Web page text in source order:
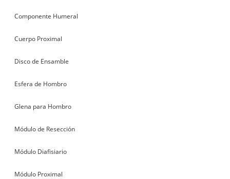
Componente Humeral
Cuerpo Proximal
Disco de Ensamble
Esfera de Hombro
Glena para Hombro
Módulo de Resección
Módulo Diafisiario
Módulo Proximal